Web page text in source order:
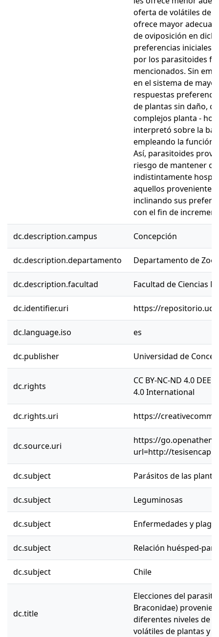
oferta de volátiles del
ofrece mayor
de oviposición en
preferencias iniciales
por los parasitoides
mencionados. Sin
en el sistema de
respuestas
de plantas sin daño,
complejos planta -
interpretó sobre la
empleando la función
Así, parasitoides
riesgo de mantener o
indistintamente
aquellos
inclinando sus
con el fin de
dc.description.campus Concepción
dc.description.departamento Departamento de
dc.description.facultad Facultad de Ciencias
dc.identifier.uri https://
dc.language.iso es
dc.publisher Universidad de
dc.rights
CC BY-NC-ND 4.0
4.0 International
dc.rights.uri https://
dc.source.uri
https://
url=http://
dc.subject Parásitos de las
dc.subject Leguminosas
dc.subject Enfermedades y
dc.subject Relación huésped-
dc.subject Chile
dc.title
Elecciones del
Braconidae)
diferentes niveles de
volátiles de plantas y